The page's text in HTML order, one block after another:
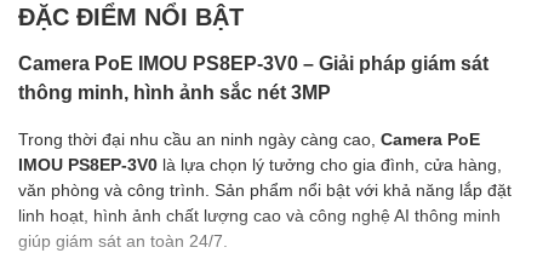
ĐẶC ĐIỂM NỔI BẬT
Camera PoE IMOU PS8EP-3V0 – Giải pháp giám sát
thông minh, hình ảnh sắc nét 3MP
Trong thời đại nhu cầu an ninh ngày càng cao, Camera PoE
IMOU PS8EP-3V0 là lựa chọn lý tưởng cho gia đình, cửa hàng,
văn phòng và công trình. Sản phẩm nổi bật với khả năng lắp đặt
linh hoạt, hình ảnh chất lượng cao và công nghệ AI thông minh
giúp giám sát an toàn 24/7.